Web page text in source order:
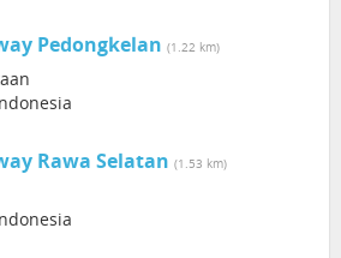
Pedongkelan (1.22 km)
Rawa Selatan (1.53 km)